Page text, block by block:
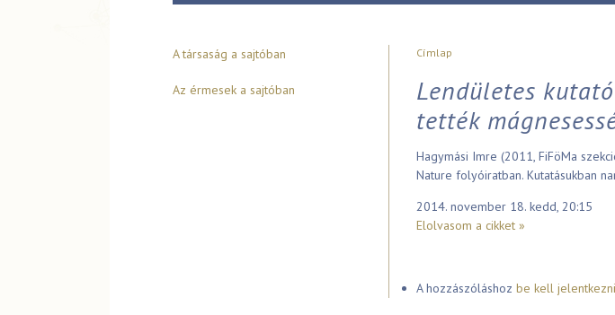
A társaság a sajtóban
Az érmesek a sajtóban
Jelenlegi hely
Címlap
Lendületes
tették
Hagymási Imre (2011, FiFöMa
Nature folyóiratban. Kutatásukban
2014. november 18. kedd, 20:15
Elolvasom a cikket »
A hozzászóláshoz be kell jelentkezni